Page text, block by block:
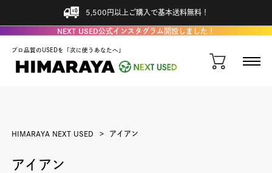
5,500円以上ご購入で基本送料無料！
NEXT USED公式インスタグラム開設しました！
プロ品質のUSEDを「次に使うあなたへ」
HIMARAYA NEXT USED アイアン
アイアン